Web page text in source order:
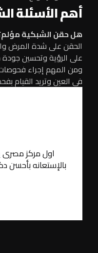
أهم الأسئلة
هل حقن الشبكية
الحقن على شدة المرض
على الرؤية وتحسين جودة
ومن المهم إجراء فحوصات
في العين وتريد القيام
اول مركز مصرى
بالإستعانه بأحسن